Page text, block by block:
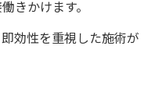
きかけます。
効性を重視した施術が